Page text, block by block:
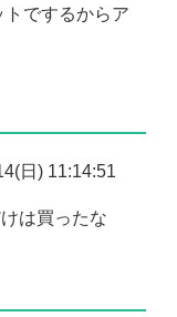
でするからア
日) 11:14:51
は買ったな